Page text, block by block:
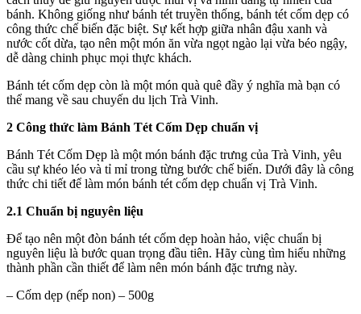
bánh. Không giống như bánh tét truyền thống, bánh tét cốm dẹp có
công thức chế biến đặc biệt. Sự kết hợp giữa nhân đậu xanh và
nước cốt dừa, tạo nên một món ăn vừa ngọt ngào lại vừa béo ngậy,
dễ dàng chinh phục mọi thực khách.
Bánh tét cốm dẹp còn là một món quà quê đầy ý nghĩa mà bạn có
thể mang về sau chuyến du lịch Trà Vinh.
2 Công thức làm Bánh Tét Cốm Dẹp chuẩn vị
Bánh Tét Cốm Dẹp là một món bánh đặc trưng của Trà Vinh, yêu
cầu sự khéo léo và tỉ mỉ trong từng bước chế biến. Dưới đây là công
thức chi tiết để làm món bánh tét cốm dẹp chuẩn vị Trà Vinh.
2.1 Chuẩn bị nguyên liệu
Để tạo nên một đòn bánh tét cốm dẹp hoàn hảo, việc chuẩn bị
nguyên liệu là bước quan trọng đầu tiên. Hãy cùng tìm hiểu những
thành phần cần thiết để làm nên món bánh đặc trưng này.
– Cốm dẹp (nếp non) – 500g